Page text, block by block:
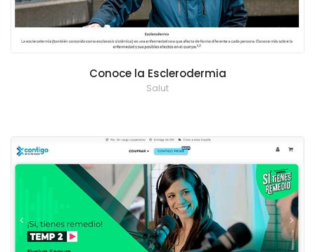
Conoce la Esclerodermia
Salut